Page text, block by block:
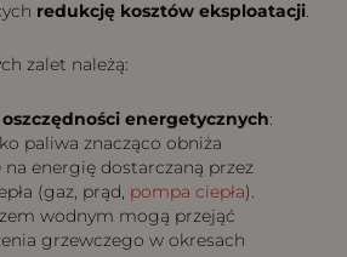
redukcję kosztów eksploatacji.
zalet należą:
energetycznych:
paliwa znacząco obniża
energię dostarczaną przez
(gaz, prąd, pompa ciepła).
wodnym mogą przejąć
grzewczego w okresach